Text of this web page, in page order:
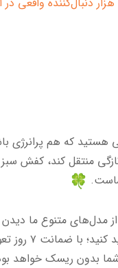
هستید که هم پرانرژی
منتقل کند، کفش سبز
مدل‌های متنوع ما دیدن
خیال راحت خرید
بدون ریسک خواهد